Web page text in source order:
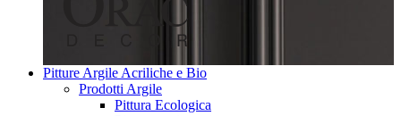
Pitture Argile Acriliche e Bio
Prodotti Argile
Pittura Ecologica